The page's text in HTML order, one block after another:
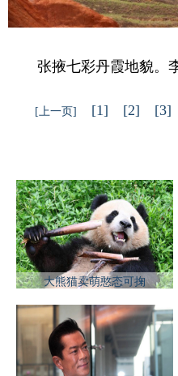
张掖七彩丹霞地貌。
[上一页] [1] [2] [3]
大熊猫卖萌憨态可掬